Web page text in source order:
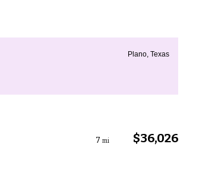
Plano, Texas
$36,026
7 mi